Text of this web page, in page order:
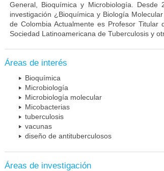
General, Bioquímica y Microbiología.
investigación ¿Bioquímica y Biología
de Colombia Actualmente es Profesor
Sociedad Latinoamericana de Tuberculosis y
Áreas de interés
Bioquímica
Microbiología
Microbiología molecular
Micobacterias
tuberculosis
vacunas
diseño de antituberculosos
Áreas de investigación